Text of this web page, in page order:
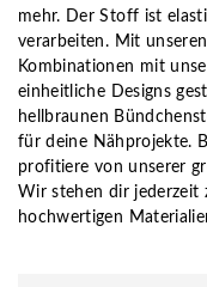
mehr. Der Stoff ist
verarbeiten. Mit
Kombinationen mit
einheitliche Designs
hellbraunen
für deine Nähprojekte.
profitiere von unserer
Wir stehen dir jederzeit
hochwertigen